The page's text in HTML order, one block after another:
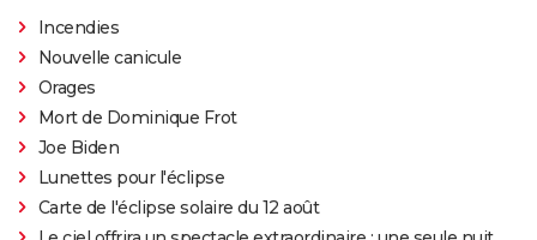
Incendies
Nouvelle canicule
Orages
Mort de Dominique Frot
Joe Biden
Lunettes pour l'éclipse
Carte de l'éclipse solaire du 12 août